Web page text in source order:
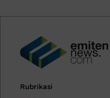
Rubrikasi